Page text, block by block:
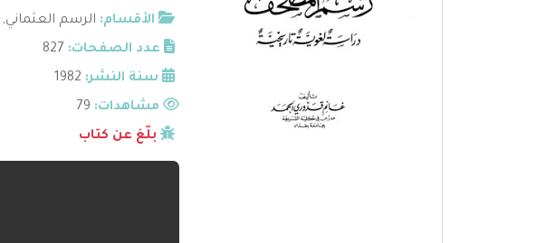
الأقسام: الرسم العثماني,
عدد الصفحات: 827
سنة النشر: 1982
مشاهدات:
بلّغ عن كتاب